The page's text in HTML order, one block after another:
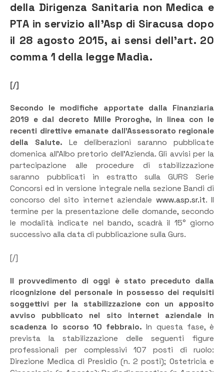
della Dirigenza Sanitaria non Medica e
PTA in servizio all’Asp di Siracusa dopo
il 28 agosto 2015, ai sensi dell’art. 20
comma 1 della legge Madìa.
[/]
Secondo le modifiche apportate dalla Finanziaria
2019 e dal decreto Mille Proroghe, in linea con le
recenti direttive emanate dall’Assessorato regionale
della Salute. Le deliberazioni saranno pubblicate
domenica all’Albo pretorio dell’Azienda. Gli avvisi per la
partecipazione alle procedure di stabilizzazione
saranno pubblicati in estratto sulla GURS Serie
Concorsi ed in versione integrale nella sezione Bandi di
concorso del sito internet aziendale www.asp.sr.it. Il
termine per la presentazione delle domande, secondo
le modalità indicate nel bando, scadrà il 15° giorno
successivo alla data di pubblicazione sulla Gurs.
[/]
Il provvedimento di oggi è stato preceduto dalla
ricognizione del personale in possesso dei requisiti
soggettivi per la stabilizzazione con un apposito
avviso pubblicato nel sito internet aziendale in
scadenza lo scorso 10 febbraio. In questa fase, è
prevista la stabilizzazione delle seguenti figure
professionali per complessivi 107 posti di ruolo:
Direzione Medica di Presidio (n. 2 posti); Ostetricia e